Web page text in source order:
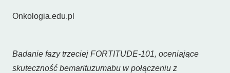
Onkologia.edu.pl
Badanie fazy trzeciej FORTITUDE-101, oceniające
skuteczność bemarituzumabu w połączeniu z